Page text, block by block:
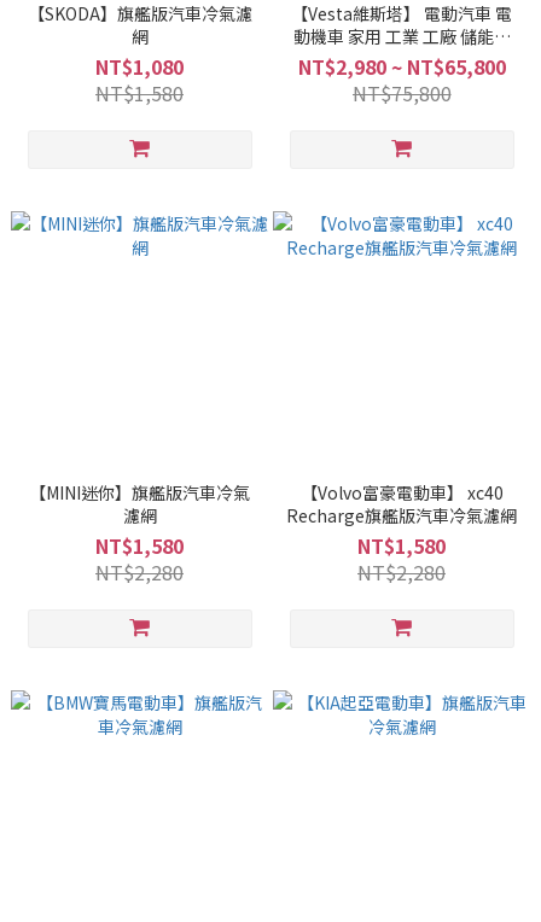
【SKODA】旗艦版汽車冷氣濾
網
NT$1,080
NT$1,580
【Vesta維斯塔】 電動汽車 電
動機車 家用 工業 工廠 儲能櫃
火焰哨兵三合一整合系統 鋰電
池防火毯 VESTA FIRE
BLANKET
NT$2,980 ~ NT$65,800
NT$75,800
【MINI迷你】旗艦版汽車冷氣
濾網
NT$1,580
NT$2,280
【Volvo富豪電動車】 xc40
Recharge旗艦版汽車冷氣濾網
NT$1,580
NT$2,280